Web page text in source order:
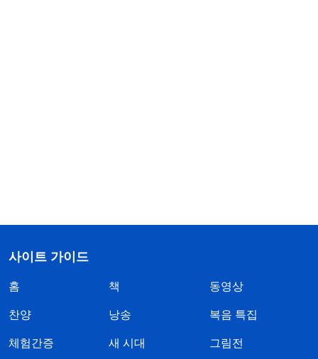
사이트 가이드
홈 책 동영상
찬양 낭송 복음 특집
체험간증 새 시대 그림전